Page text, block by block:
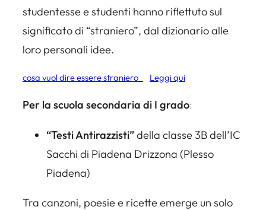
studentesse e studenti hanno riflettuto sul
significato di “straniero”, dal dizionario alle
loro personali idee.
cosa vuol dire essere straniero_ Leggi qui
Per la scuola secondaria di I grado:
“Testi Antirazzisti”della classe 3B dell’IC
Sacchi di Piadena Drizzona (Plesso
Piadena)
Tra canzoni, poesie e ricette emerge un solo